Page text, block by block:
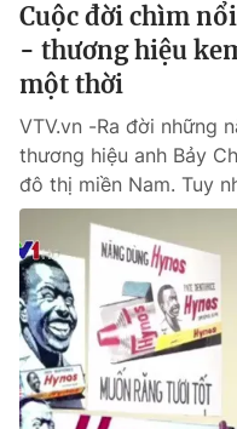
Cuộc đời chìm
- thương hiệu
một thời
VTV.vn -Ra đời những
thương hiệu anh Bảy
đô thị miền Nam. Tuy